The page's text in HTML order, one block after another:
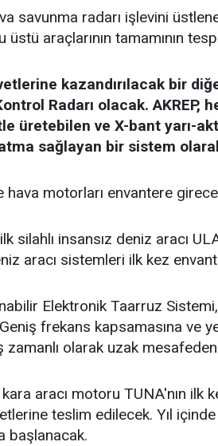
savunma radarı işlevini
üstü araçlarının tamamının
kazandırılacak bir
Radarı olacak.
üretebilen ve X-bant yarı-
sağlayan bir sistem
hava motorları envantere
silahlı insansız deniz aracı
aracı sistemleri ilk kez
Elektronik Taarruz
frekans kapsamasına ve
zamanlı olarak uzak
aracı motoru TUNA'nın ilk
teslim edilecek. Yıl
başlanacak.